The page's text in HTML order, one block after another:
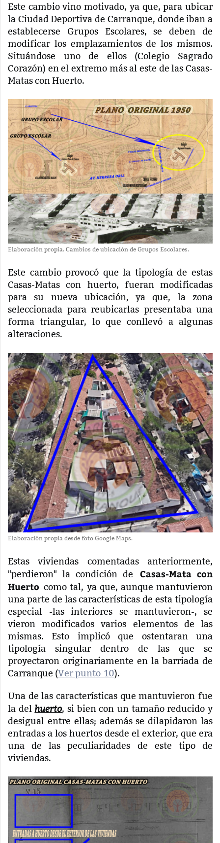
Este cambio vino motivado, ya que, para ubicar
la Ciudad Deportiva de Carranque, donde iban a
establecerse Grupos Escolares, se deben de
modificar los emplazamientos de los mismos.
Situándose uno de ellos (Colegio Sagrado
Corazón) en el extremo más al este de las Casas-
Matas con Huerto.
Elaboración propia. Cambios de ubicación de Grupos Escolares.
Este cambio provocó que la tipología de estas
Casas-Matas con huerto, fueran modificadas
para su nueva ubicación, ya que, la zona
seleccionada para reubicarlas presentaba una
forma triangular, lo que conllevó a algunas
alteraciones.
Elaboración propia desde foto Google Maps.
Estas viviendas comentadas anteriormente,
"perdieron" la condición de Casas-Mata con
Huerto como tal, ya que, aunque mantuvieron
una parte de las características de esta tipología
especial -las interiores se mantuvieron-, se
vieron modificados varios elementos de las
mismas. Esto implicó que ostentaran una
tipología singular dentro de las que se
proyectaron originariamente en la barriada de
Carranque (Ver punto 10).
Una de las características que mantuvieron fue
la del huerto, si bien con un tamaño reducido y
desigual entre ellas; además se dilapidaron las
entradas a los huertos desde el exterior, que era
una de las peculiaridades de este tipo de
viviendas.